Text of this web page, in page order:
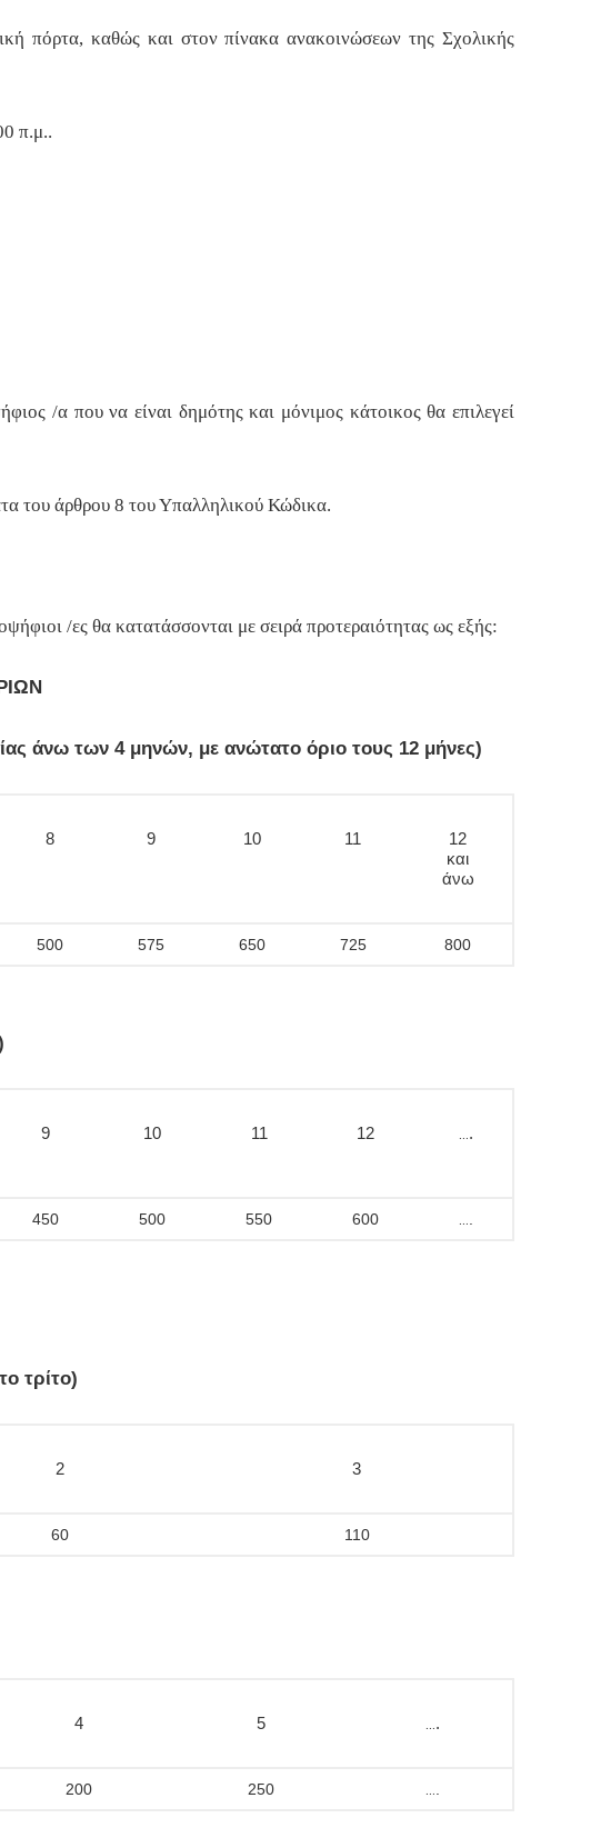
πόρτα, καθώς και στον πίνακα ανακοινώσεων της Σχολικής
π.μ..
/α που να είναι δημότης και μόνιμος κάτοικος θα επιλεγεί
του άρθρου 8 του Υπαλληλικού Κώδικα.
/ες θα κατατάσσονται με σειρά προτεραιότητας ως εξής:
άνω των 4 μηνών, με ανώτατο όριο τους 12 μήνες)
8 9 10 11
12
και
άνω
500 575 650 725 800
9 10 11 12 ….
450 500 550 600
τρίτο)
2 3
60 110
4 5 ….
200 250